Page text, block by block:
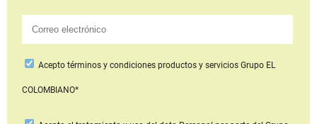
Aceptotérminos y condiciones productos y serviciosGrupo EL
COLOMBIANO*